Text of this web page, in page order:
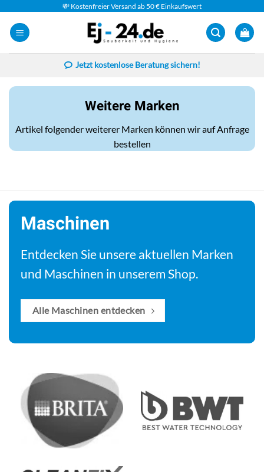
Inhalt
springen
💸 Kostenfreier Versand ab 50 € Einkaufswert
Jetzt kostenlose Beratung sichern!
Weitere Marken
Artikel folgender weiterer Marken können wir auf Anfrage
bestellen
Maschinen
Entdecken Sie unsere aktuellen Marken
und Maschinen in unserem Shop.
Alle Maschinen entdecken